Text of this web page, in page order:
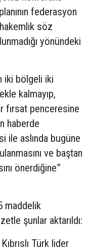
federasyon
söz
yönündeki
iki bölgeli iki
kalmayıp,
fırsat penceresine
haberde
ile aslında bugüne
ve baştan
önerdiğine”
maddelik
şunlar aktarıldı:
Türk lider